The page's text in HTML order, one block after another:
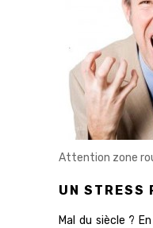
Attention zone
UN STRESS
Mal du siècle ?